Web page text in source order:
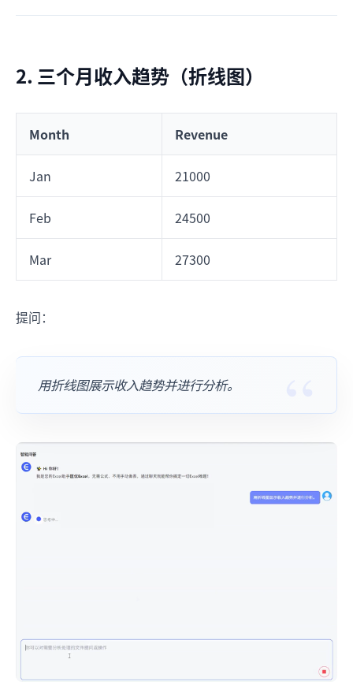
2. 三个月收入趋势（折线图）
Month Revenue
Jan 21000
Feb 24500
Mar 27300
提问：
用折线图展示收入趋势并进行分析。